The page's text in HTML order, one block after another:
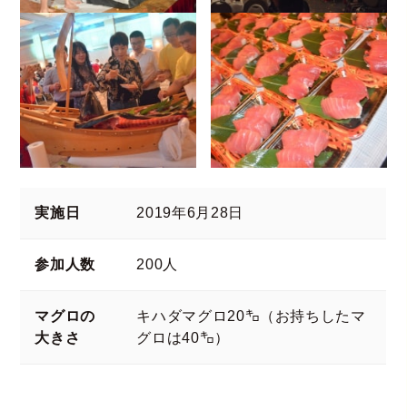
実施日 2019年6月28日
参加人数 200人
マグロの
大きさ
キハダマグロ20㌔（お持ちしたマ
グロは40㌔）